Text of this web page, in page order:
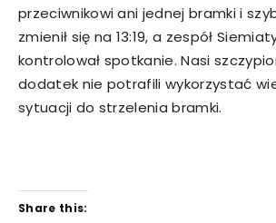
przeciwnikowi ani jednej bramki i
zmienił się na 13:19, a zespół
kontrolował spotkanie. Nasi
dodatek nie potrafili wykorzystać
sytuacji do strzelenia bramki.
Share this: